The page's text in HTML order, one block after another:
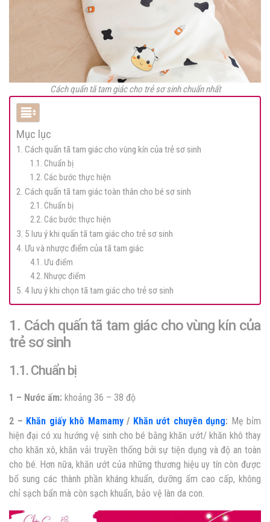
Cách quấn tã tam giác cho trẻ sơ sinh chuẩn nhất
Mục lục
1. Cách quấn tã tam giác cho vùng kín của trẻ sơ sinh
1.1. Chuẩn bị
1.2. Các bước thực hiện
2. Cách quấn tã tam giác toàn thân cho bé sơ sinh
2.1. Chuẩn bị
2.2. Các bước thực hiện
3. 5 lưu ý khi quấn tã tam giác cho trẻ sơ sinh
4. Ưu và nhược điểm của tã tam giác
4.1. Ưu điểm
4.2. Nhược điểm
5. 4 lưu ý khi chọn tã tam giác cho trẻ sơ sinh
1. Cách quấn tã tam giác cho vùng kín của
trẻ sơ sinh
1.1. Chuẩn bị
1 – Nước ấm: khoảng 36 – 38 độ
2 – Khăn giấy khô Mamamy / Khăn ướt chuyên dụng: Mẹ bỉm
hiện đại có xu hướng vệ sinh cho bé bằng khăn ướt/ khăn khô thay
cho khăn xô, khăn vải truyền thống bởi sự tiện dụng và độ an toàn
cho bé. Hơn nữa, khăn ướt của những thương hiệu uy tín còn được
bổ sung các thành phần kháng khuẩn, dưỡng ẩm cao cấp, không
chỉ sạch bẩn mà còn sạch khuẩn, bảo vệ làn da con.